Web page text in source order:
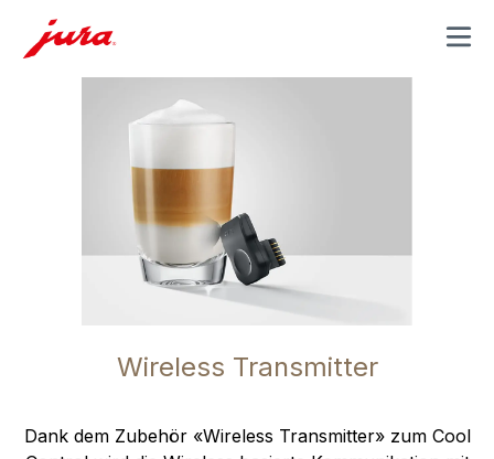
MENU
Wireless Transmitter
Dank dem Zubehör «Wireless Transmitter» zum Cool